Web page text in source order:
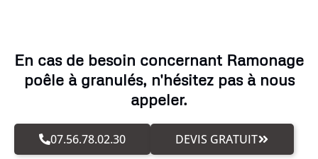
En cas de besoin concernant Ramonage
poêle à granulés, n'hésitez pas à nous
appeler.
07.56.78.02.30 DEVIS GRATUIT